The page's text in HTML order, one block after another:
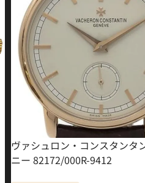
ヴァシュロン・コンスタンタ
ニー 82172/000R-9412